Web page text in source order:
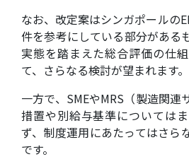
なお、改定案はシンガポールの
件を参考にしている部分がある
実態を踏まえた総合評価の仕
て、さらなる検討が望まれます。
一方で、SMEやMRS（製造関連
措置や別給与基準については
ず、制度運用にあたってはさら
です。